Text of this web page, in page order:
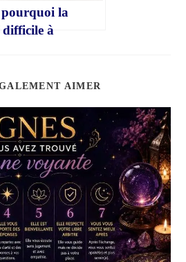
pourquoi la
difficile à
AIMER